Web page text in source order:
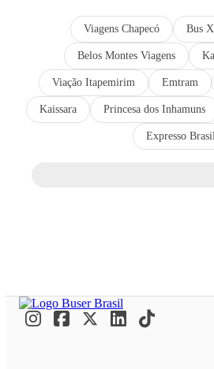
Viagens Chapecó Bus X
Belos Montes Viagens
Viação Itapemirim Emtram
Kaissara Princesa dos Inhamuns
Expresso